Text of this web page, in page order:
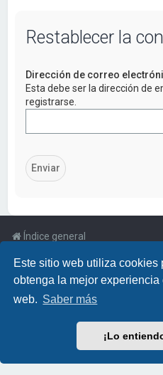
Este sitio web utiliza cookies
obtenga la mejor experiencia
web. Saber más
¡Lo
Restablecer la
Dirección de correo
Esta debe ser la dirección de
registrarse.
Índice general
Powered by phpBB • Design by
Traducción al español porphpBB